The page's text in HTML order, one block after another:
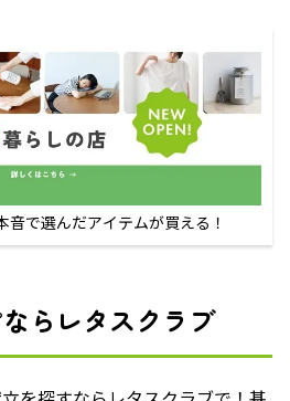
音で選んだアイテムが買える！
らレタスクラブ